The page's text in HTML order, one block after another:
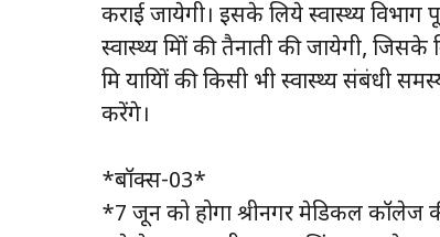
कराई जायेगी। इसके लिये स्वास्थ्य विभाग
स्वास्थ्य मित्रों की तैनाती की जायेगी,
मित्र यात्रियों की किसी भी स्वास्थ्य
करेंगे।
*बॉक्स-03*
*7 जून को होगा श्रीनगर मेडिकल कॉलेज